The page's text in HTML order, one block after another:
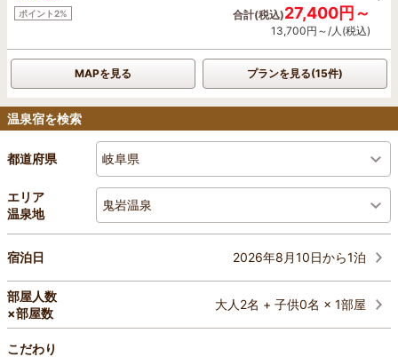
ポイント2% 合計(税込)27,400円～
13,700円～/人(税込)
MAPを見る プランを見る(15件)
温泉宿を検索
都道府県 岐阜県
エリア
温泉地
鬼岩温泉
宿泊日 2026年8月10日から1泊
部屋人数
×部屋数
大人2名 + 子供0名 × 1部屋
こだわり